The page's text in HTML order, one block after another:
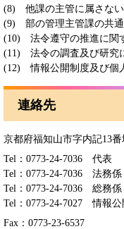
(8) 他課の主管に属さない
(9) 部の管理主管課の共通
(10) 法令遵守の推進に関
(11) 法令の調査及び研究
(12) 情報公開制度及び個
連絡先
京都府福知山市字内記13
Tel：0773-24-7036
代表
Tel：0773-24-7036
法務係
Tel：0773-24-7036
総務係
Tel：0773-24-7027
情報公
Fax：0773-23-6537